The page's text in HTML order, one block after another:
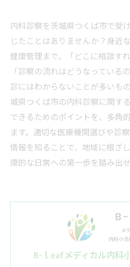
内科診察を茨城県つくば市で受
じたことはありませんか？身近
健康管理まで、「どこに相談す
「診察の流れはどうなっている
診にはわからないことが多いも
城県つくば市の内科診察に関す
できるためのポイントを、多角
ます。適切な医療機関選びや診
情報を知ることで、地域に根ざ
康的な日常への第一歩を踏み出せ
B-ｌeafメディカル内科